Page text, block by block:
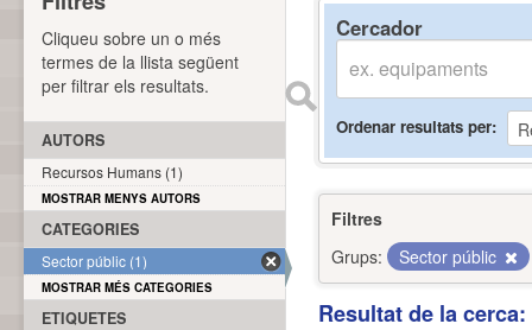
Cercador
Ordenar resultats per
Filtres
Grups:
Sector públic
Resultat de la
Cliqueu sobre un o més
termes de la llista següent
per filtrar els resultats.
AUTORS
Recursos Humans (1)
MOSTRAR MENYS AUTORS
CATEGORIES
Sector públic (1)
MOSTRAR MÉS CATEGORIES
ETIQUETES